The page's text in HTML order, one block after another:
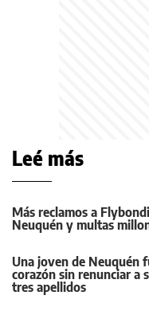
Leé más
Más reclamos a
Neuquén y multas
Una joven de Neuquén
corazón sin renunciar a
tres apellidos